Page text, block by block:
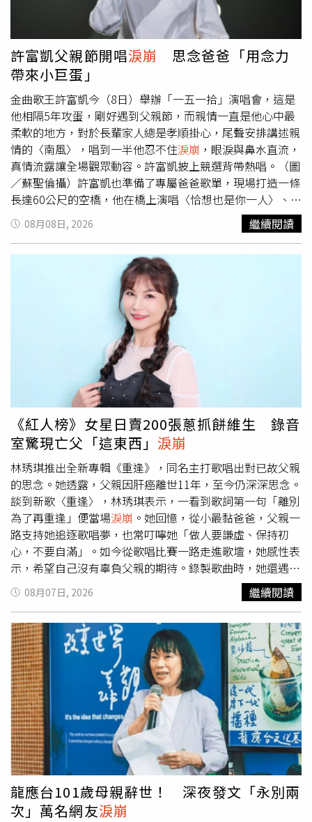
許富凱父親節開唱淚崩
思念爸爸「用念力
帶來小巨蛋」
金曲歌王許富凱今（8日）舉辦「一五一拾」演唱會，這是
他相隔5年攻蛋，剛好遇到父親節，而親情一直是他心中最
柔軟的地方，對於長輩家人總是孝順掛心，尾聲安排講述親
情的〈南風〉，唱到一半他忍不住淚崩 ，眼淚與鼻水直流，
真情流露讓全場觀眾動容。許富凱披上競選背帶熱唱。（圖
／蘇聖倫攝）許富凱也準備了專屬爸爸歌單，現場打造一條
長達60公尺的空橋，他在橋上演唱〈恰想也是你一人〉、
〈買醉〉等歌曲，還披上競選背帶熱唱葉啟田〈為你打
拼〉，相當逗趣。許富凱也透過天橋與大家近距離互動，更
笑問：「如果演唱會唱回高雄，你們會來嗎？」全場回以肯
定答覆。緊接著許富凱帶來台式舞曲〈愛情的騙子我問
你〉、〈酒是舞伴你是性命〉、〈愛情恰恰〉，他與舞者們
苦練已久恰恰舞蹈，拋開包袱徹底釋放舞魂扭起來，全場也
跟著陶醉搖起來。許富凱大秀苦練已久的恰恰舞蹈。（圖／
蘇聖倫攝）聲聲安可中，許富凱換上新造型盪氣迴長袖擺襯
衫搭配黑色裙擺腰封反折長褲，清唱著〈望春風〉再度返場
現身，詮釋了〈紅線〉與〈縫夢〉呼應演唱會整場設計，用
點線巧思來串連節目，在視覺呈現、舞者編排用一首一首串
起這些愛的緣分，他分享著：「只要是愛，不分男女，愛就
是愛！」最後一首歌曲〈我的心肝寶貝〉則是他的創作曲，
唱出對爸爸的思念，感性說：「這首歌希望你們想著思念的
人、用念力把他們帶來小巨蛋。」
08月08日, 2026 繼續閱讀
《紅人榜》女星日賣200張蔥抓餅維生 錄音
室驚現亡父「這東西」 淚崩
林琇琪推出全新專輯《重逢》，同名主打歌唱出對已故父親
的思念。她透露，父親因肝癌離世11年，至今仍深深思念。
談到新歌〈重逢〉，林琇琪表示，一看到歌詞第一句「離別
為了再重逢」便當場淚崩 。她回憶，從小最黏爸爸，父親一
路支持她追逐歌唱夢，也常叮嚀她「做人要謙虛、保持初
心，不要自滿」。如今從歌唱比賽一路走進歌壇，她感性表
示，希望自己沒有辜負父親的期待。錄製歌曲時，她還遇到
一段難忘經歷。林琇琪說，錄音室裡突然飄來一股熟悉的味
道，和父親身上的氣味一模一樣，讓她瞬間淚流滿面，彷彿
爸爸回來陪伴自己完成這首作品，也成為她心中最溫暖的回
憶。每逢父親節，林琇琪都會拿出父親生前佩戴的手錶，緊
握在手心，輕聲說一句「爸爸，父親節快樂」，這個多年來
未曾改變的習慣，也成為她與父親之間最珍貴的約定。自
《超級紅人榜》奪冠後，林琇琪已推出四張專輯，其中〈愛
我你甘敢〉這首歌更突破千萬點閱，演出邀約不斷，被粉絲
封為「活動女王」。不過，她也曾歷經人生低潮。因家中經
營的熱炒店在父親生病後歇業，比賽這兩年多的時間，她都
南投靠賣蔥抓餅維持生計，不僅經營餐車，也在粉絲專頁販
售自製冷凍蔥抓餅，從揉麵、桿皮到製作全都親力親為，一
天最多可賣出200個。
08月07日, 2026 繼續閱讀
龍應台101歲母親辭世！ 深夜發文「永別兩
次」萬名網友淚崩